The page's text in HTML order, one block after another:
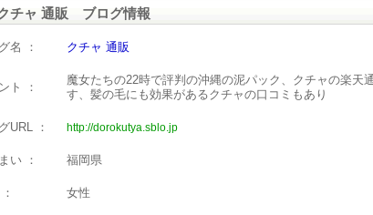
チャ 通販 ブログ情報
名 ： クチャ 通販
ト ：
魔女たちの22時で評判の沖縄の泥パック、クチャの楽天
す、髪の毛にも効果があるクチャの口コミもあり
URL ： http://dorokutya.sblo.jp
い ： 福岡県
女性